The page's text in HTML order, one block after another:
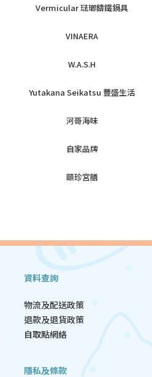
Vermicular 琺瑯鑄鐵鍋具
VINAERA
W.A.S.H
Yutakana Seikatsu 豐盛生活
河哥海味
自家品牌
頤珍宮膳
資料查詢
物流及配送政策
退款及退貨政策
自取點網絡
隱私及條款